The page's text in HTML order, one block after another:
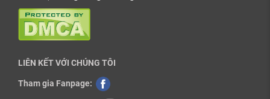
LIÊN KẾT VỚI CHÚNG TÔI
Tham gia Fanpage: